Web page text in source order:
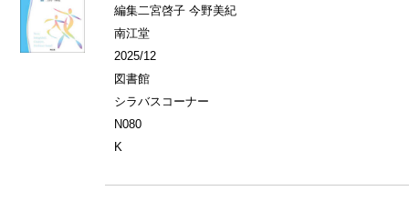
編集二宮啓子 今野美紀
南江堂
2025/12
図書館
シラバスコーナー
N080
K